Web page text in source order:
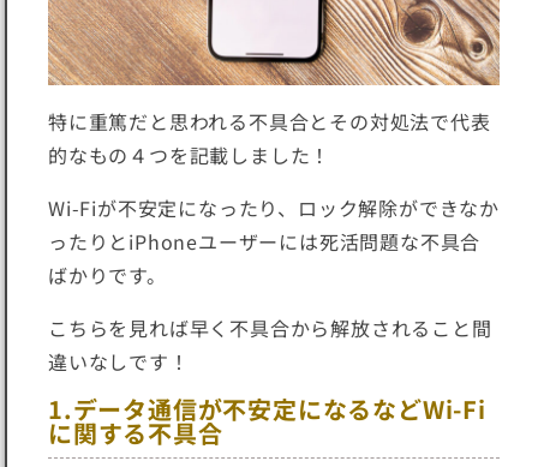
特に重篤だと思われる不具合とその対処法で代表
的なもの４つを記載しました！
Wi-Fiが不安定になったり、ロック解除ができなか
ったり とiPhoneユーザーには死活問題な不具合
ばかりです。
こちらを見れば早く 不具合から解放される こと間
違いなしです！
1.データ通信が不安定になるなどWi-Fi
に関する不具合